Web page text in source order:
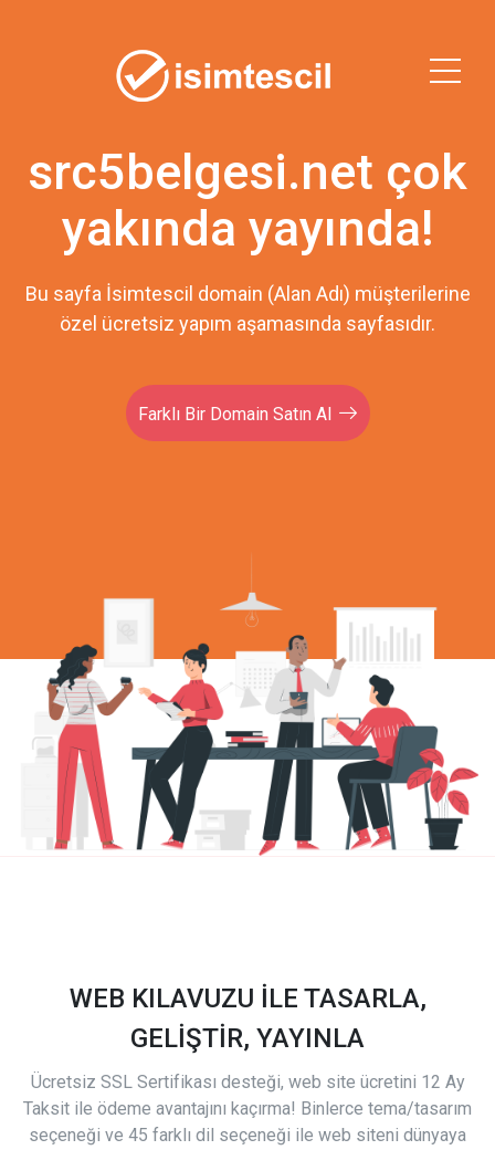
src5belgesi.net çok
yakında yayında!
Bu sayfa İsimtescil domain (Alan Adı) müşterilerine
özel ücretsiz yapım aşamasında sayfasıdır.
Farklı Bir Domain Satın Al
WEB KILAVUZU İLE TASARLA,
GELİŞTİR, YAYINLA
Ücretsiz SSL Sertifikası desteği, web site ücretini 12 Ay
Taksit ile ödeme avantajını kaçırma! Binlerce tema/tasarım
seçeneği ve 45 farklı dil seçeneği ile web siteni dünyaya